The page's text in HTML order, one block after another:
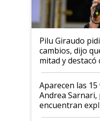
Pilu Giraudo
cambios, dijo
mitad y destacó
ser "para unos
mandato muy
nacional"
Aparecen las
Andrea
encuentran
cómo llegaron